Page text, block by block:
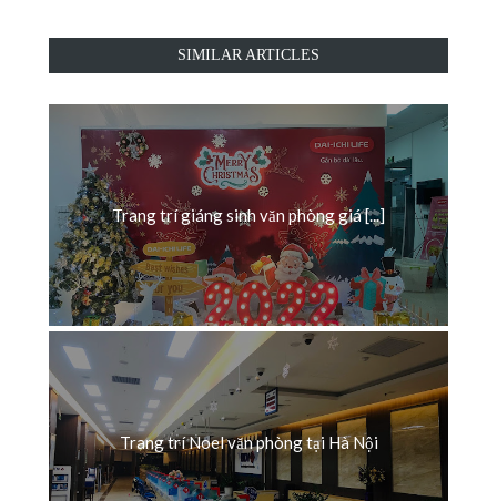
SIMILAR ARTICLES
Trang trí giáng sinh văn phòng giá [...]
Trang trí Noel văn phòng tại Hà Nội